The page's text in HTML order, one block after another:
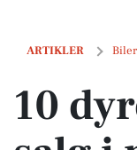
ARTIKLER Biler
10 dyreste biler
10